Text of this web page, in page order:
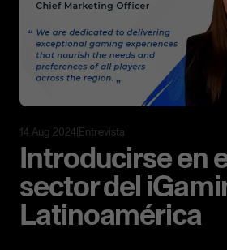
14 Aug 2024|Entrevista
Introducirse en
sector del
Latinoamérica